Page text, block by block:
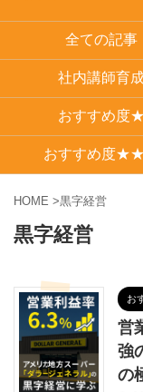
全ての記事
社内講師育
おすすめ度★
おすすめ度
HOME >黒字経営
黒字経営
お
営
強
の